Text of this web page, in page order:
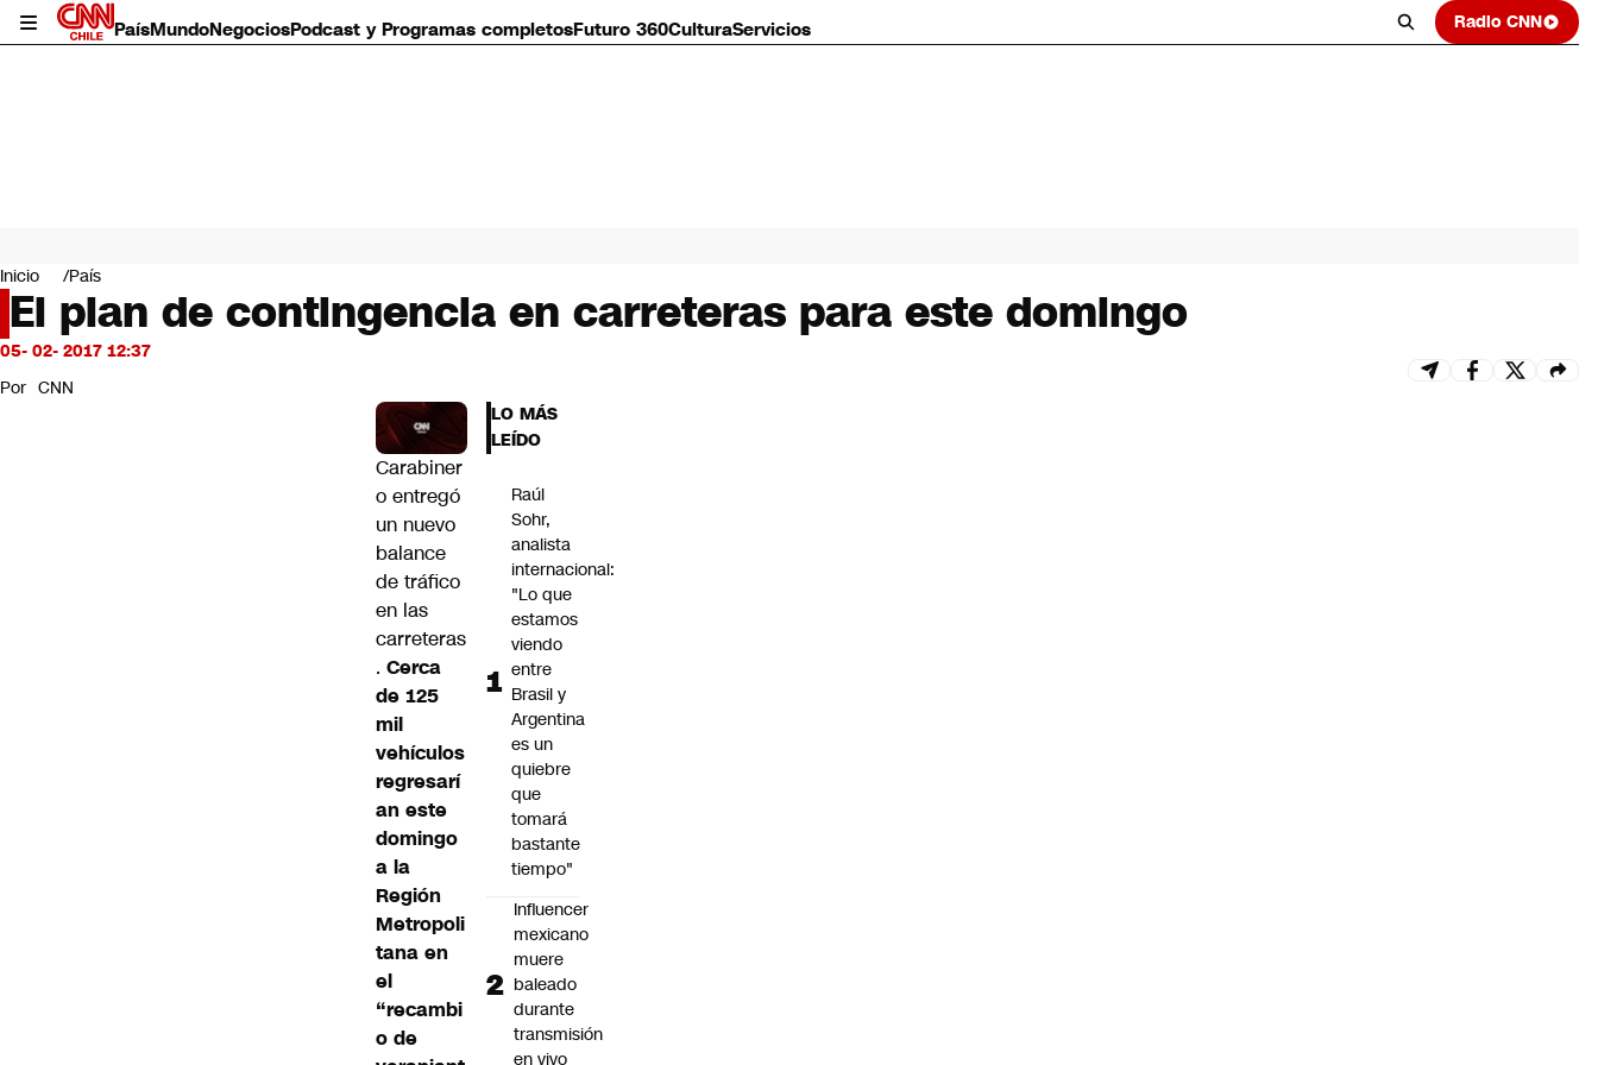
PaísMundoNegociosPodcast y Programas completosFuturo 360CulturaServicios Radio CNN
Mundo
Negocios
Deportes
Programas completos
Servicios
Inicio País
El plan de contingencia en carreteras para este domingo
05- 02- 2017 12:37
Por CNN
Carabiner
o entregó
un nuevo
balance
de tráfico
en las
carreteras
. Cerca
de 125
mil
vehículos
regresarí
an este
domingo
a la
Región
Metropoli
tana en
el
“recambi
o de
LO MÁS
LEÍDO
Raúl
Sohr,
analista
internacional:
"Lo que
estamos
viendo
entre
Brasil y
Argentina
es un
quiebre
que
tomará
bastante
tiempo"
Influencer
mexicano
muere
baleado
durante
transmisión
en vivo